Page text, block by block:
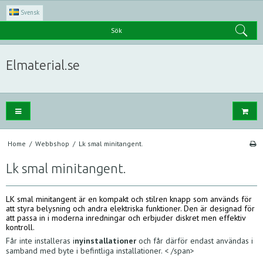
Svensk
Sök
Elmaterial.se
Home / Webbshop / Lk smal minitangent.
Lk smal minitangent.
LK smal minitangent är en kompakt och stilren knapp som används för
att styra belysning och andra elektriska funktioner. Den är designad för
att passa in i moderna inredningar och erbjuder diskret men effektiv
kontroll.
Får inte installeras inyinstallationer och får därför endast användas i
samband med byte i befintliga installationer. < /span>